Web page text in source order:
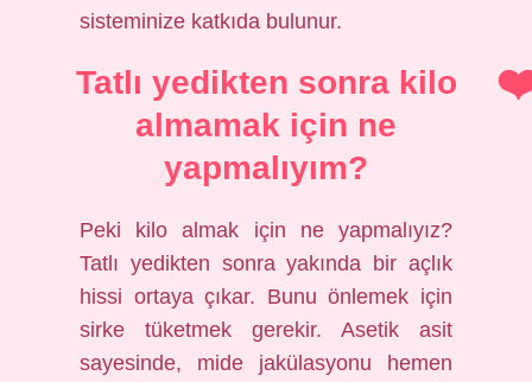
sisteminize katkıda bulunur.
Tatlı yedikten sonra kilo
almamak için ne
yapmalıyım?
Peki kilo almak için ne yapmalıyız?
Tatlı yedikten sonra yakında bir açlık
hissi ortaya çıkar. Bunu önlemek için
sirke tüketmek gerekir. Asetik asit
sayesinde, mide jakülasyonu hemen